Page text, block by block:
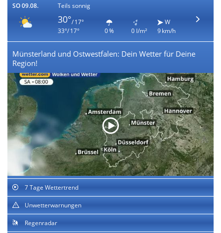
SO 09.08. Teils sonnig
30°/ 17°
33°/ 17°
0 % 0 l/m²
W
9 km/h
Münsterland und Ostwestfalen: Dein Wetter für Deine
Region!
7 Tage Wettertrend
Unwetterwarnungen
Regenradar